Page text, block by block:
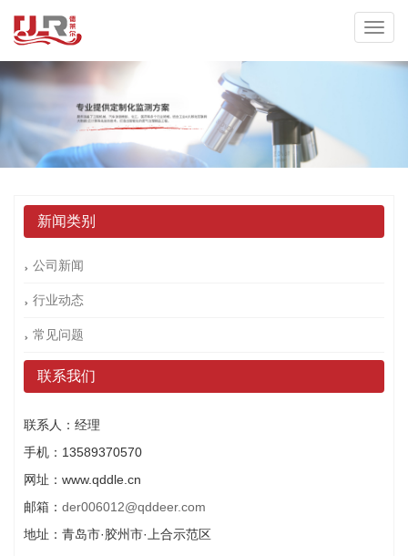
新闻类别
公司新闻
行业动态
常见问题
联系我们
联系人：经理
手机：13589370570
网址：www.qddle.cn
邮箱： der006012@qddeer.com
地址：青岛市·胶州市·上合示范区